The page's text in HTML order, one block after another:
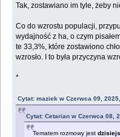
Tak, zostawiano im tyle, żeby
Co do wzrostu populacji,
wydajność z ha, o czym
te 33,3%, które zostawiono
wzrosło. I to była przyczyna
*
Cytat: maziek w Czerwca 09,
Cytat: Cetarian w Czerwca 08,
Tematem rozmowy jest